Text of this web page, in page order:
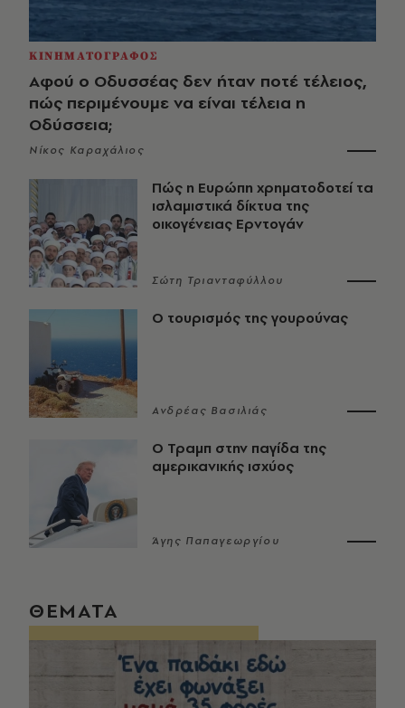
ΚΙΝΗΜΑΤΟΓΡΑΦΟΣ
Αφού ο Οδυσσέας δεν ήταν ποτέ τέλειος,
πώς περιμένουμε να είναι τέλεια η
Οδύσσεια;
Νίκος Καραχάλιος
Πώς η Ευρώπη χρηματοδοτεί τα
ισλαμιστικά δίκτυα της
οικογένειας Ερντογάν
Σώτη Τριανταφύλλου
Ο τουρισμός της γουρούνας
Ανδρέας Βασιλιάς
Ο Τραμπ στην παγίδα της
αμερικανικής ισχύος
Άγης Παπαγεωργίου
ΘΕΜΑΤΑ